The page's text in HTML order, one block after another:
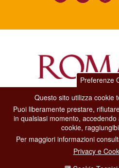
Dipartimento Grandi Eventi,
Via di San Basilio, 51
00187 Roma
CONTACT
CONTATTA LA
Preferenze
Questo sito utilizza cookie
Puoi liberamente prestare,
in qualsiasi momento,
cookie,
Per maggiori informazioni
Privacy e